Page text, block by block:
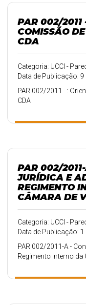
PAR 002/2011
COMISSÃO
CDA
Categoria: UCCI -
Data de Publicação: 9
PAR 002/2011 - :
CDA
PAR 002/
JURÍDICA E
REGIMENTO
CÂMARA DE
Categoria: UCCI -
Data de Publicação: 1
PAR 002/2011-A -
Regimento Interno da